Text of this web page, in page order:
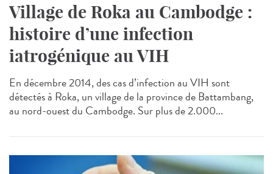
Village de Roka au Cambodge :
histoire d’une infection
iatrogénique au VIH
En décembre 2014, des cas d’infection au VIH sont
détectés à Roka, un village de la province de Battambang,
au nord-ouest du Cambodge. Sur plus de 2.000...